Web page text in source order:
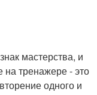
мастерства, и
тренажере - это
одного и